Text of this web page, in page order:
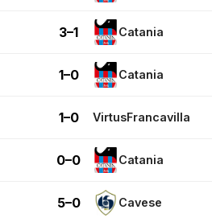
3–1 Catania
1–0 Catania
1–0 VirtusFrancavilla
0–0 Catania
5–0 Cavese